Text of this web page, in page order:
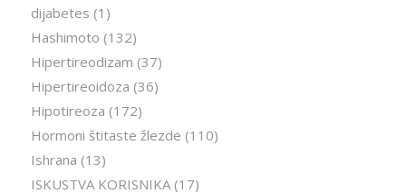
dijabetes (1)
Hashimoto (132)
Hipertireodizam (37)
Hipertireoidoza (36)
Hipotireoza (172)
Hormoni štitaste žlezde (110)
Ishrana (13)
ISKUSTVA KORISNIKA(17)